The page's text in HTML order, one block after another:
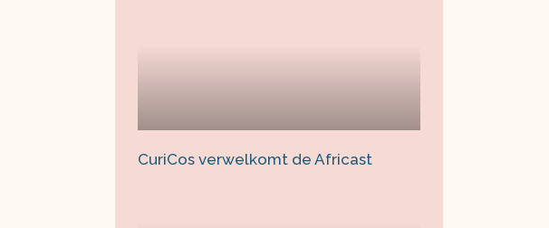
CuriCos verwelkomt de Africast